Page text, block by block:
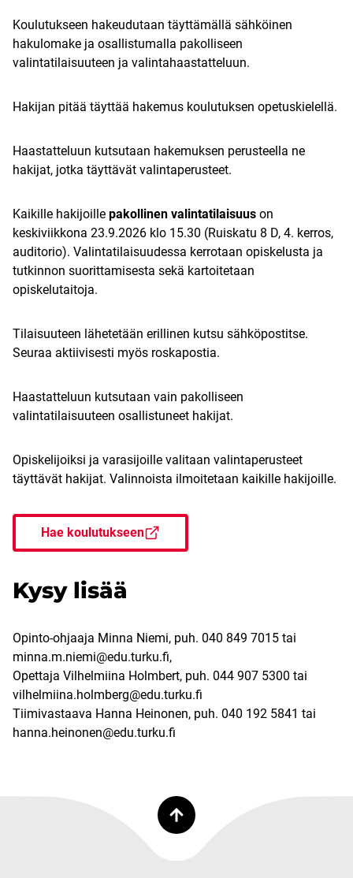
Koulutukseen hakeudutaan täyttämällä sähköinen
hakulomake ja osallistumalla pakolliseen
valintatilaisuuteen ja valintahaastatteluun.
Hakijan pitää täyttää hakemus koulutuksen opetuskielellä.
Haastatteluun kutsutaan hakemuksen perusteella ne
hakijat, jotka täyttävät valintaperusteet.
Kaikille hakijoille pakollinen valintatilaisuus on
keskiviikkona 23.9.2026 klo 15.30 (Ruiskatu 8 D, 4. kerros,
auditorio). Valintatilaisuudessa kerrotaan opiskelusta ja
tutkinnon suorittamisesta sekä kartoitetaan
opiskelutaitoja.
Tilaisuuteen lähetetään erillinen kutsu sähköpostitse.
Seuraa aktiivisesti myös roskapostia.
Haastatteluun kutsutaan vain pakolliseen
valintatilaisuuteen osallistuneet hakijat.
Opiskelijoiksi ja varasijoille valitaan valintaperusteet
täyttävät hakijat. Valinnoista ilmoitetaan kaikille hakijoille.
Hae koulutukseen
Kysy lisää
Opinto-ohjaaja Minna Niemi, puh. 040 849 7015 tai
minna.m.niemi@edu.turku.fi,
Opettaja Vilhelmiina Holmbert, puh. 044 907 5300 tai
vilhelmiina.holmberg@edu.turku.fi
Tiimivastaava Hanna Heinonen, puh. 040 192 5841 tai
hanna.heinonen@edu.turku.fi